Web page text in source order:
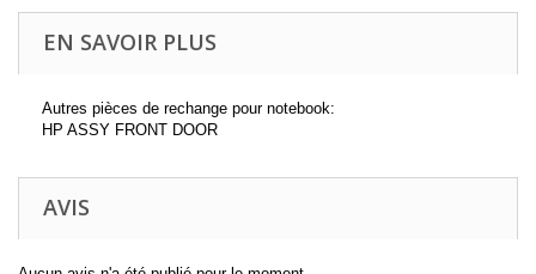
EN SAVOIR PLUS
Autres pièces de rechange pour notebook:
HP ASSY FRONT DOOR
AVIS